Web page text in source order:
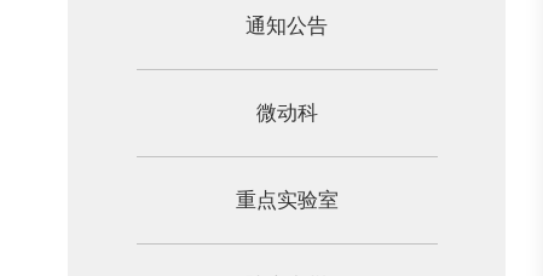
通知公告
微动科
重点实验室